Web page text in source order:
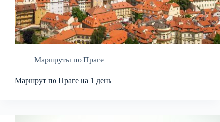
Маршруты по Праге
Маршрут по Праге на 1 день